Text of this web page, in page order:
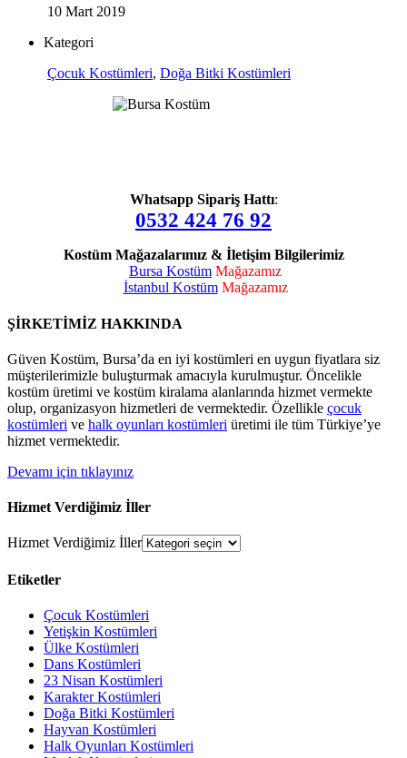
10 Mart 2019
Kategori
Çocuk Kostümleri, Doğa Bitki Kostümleri
Whatsapp Sipariş Hattı:
0532 424 76 92
Kostüm Mağazalarımız & İletişim Bilgilerimiz
Bursa Kostüm Mağazamız
İstanbul Kostüm Mağazamız
ŞİRKETİMİZ HAKKINDA
Güven Kostüm, Bursa’da en iyi kostümleri en uygun fiyatlara siz
müşterilerimizle buluşturmak amacıyla kurulmuştur. Öncelikle
kostüm üretimi ve kostüm kiralama alanlarında hizmet vermekte
olup, organizasyon hizmetleri de vermektedir. Özellikle çocuk
kostümleri ve halk oyunları kostümleri üretimi ile tüm Türkiye’ye
hizmet vermektedir.
Devamı için tıklayınız
Hizmet Verdiğimiz İller
Hizmet Verdiğimiz İller
Etiketler
Çocuk Kostümleri
Yetişkin Kostümleri
Ülke Kostümleri
Dans Kostümleri
23 Nisan Kostümleri
Karakter Kostümleri
Doğa Bitki Kostümleri
Hayvan Kostümleri
Halk Oyunları Kostümleri